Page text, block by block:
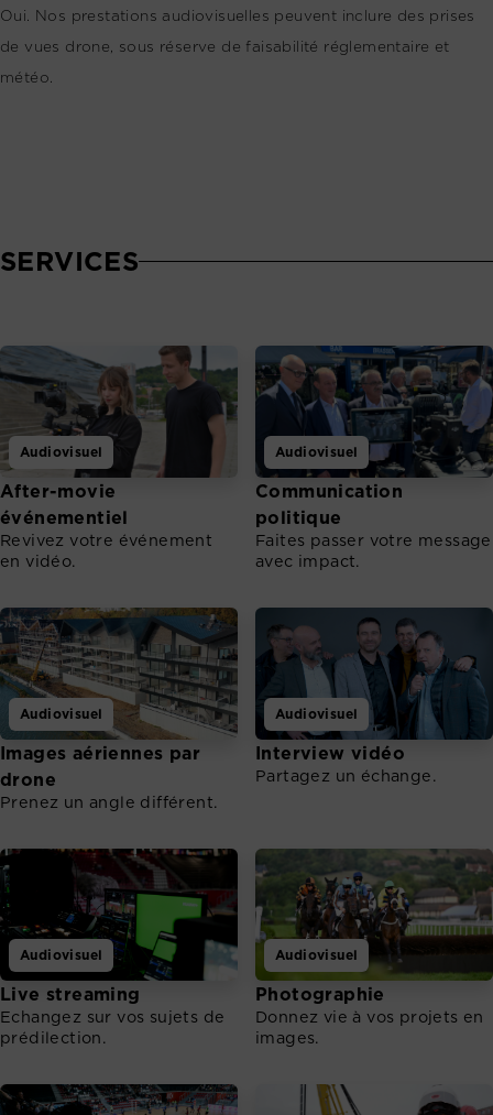
Oui. Nos prestations audiovisuelles peuvent inclure des prises
de vues drone, sous réserve de faisabilité réglementaire et
météo.
SERVICES
Audiovisuel
After-movie
événementiel
Revivez votre événement
en vidéo.
Audiovisuel
Communication
politique
Faites passer votre message
avec impact.
Audiovisuel
Images aériennes par
drone
Prenez un angle différent.
Audiovisuel
Interview vidéo
Partagez un échange.
Audiovisuel
Live streaming
Echangez sur vos sujets de
prédilection.
Audiovisuel
Photographie
Donnez vie à vos projets en
images.